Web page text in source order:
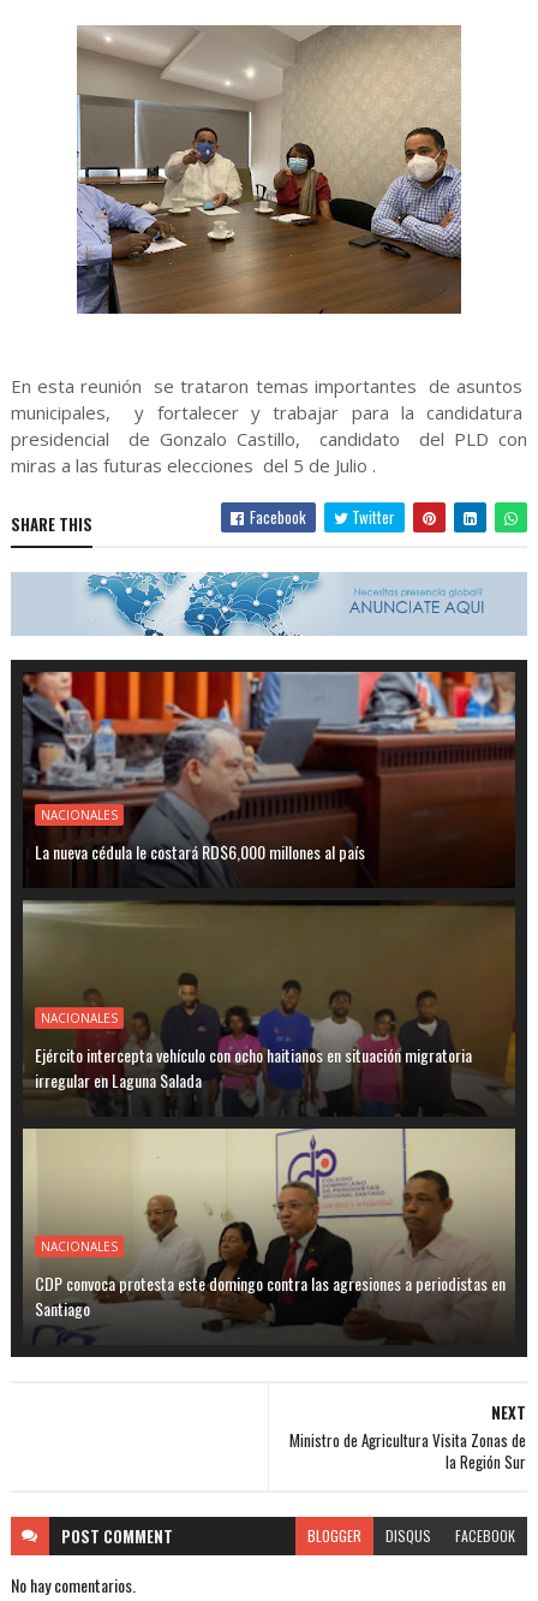
En esta reunión se trataron temas importantes de asuntos
municipales, y fortalecer y trabajar para la candidatura
presidencial de Gonzalo Castillo, candidato del PLD con
miras a las futuras elecciones del 5 de Julio .
SHARE THIS Facebook Twitter
NACIONALES
La nueva cédula le costará RD$6,000 millones al país
NACIONALES
Ejército intercepta vehículo con ocho haitianos en situación migratoria
irregular en Laguna Salada
NACIONALES
CDP convoca protesta este domingo contra las agresiones a periodistas en
Santiago
NEXT
Ministro de Agricultura Visita Zonas de
la Región Sur
POST COMMENT BLOGGER DISQUS FACEBOOK
No hay comentarios.